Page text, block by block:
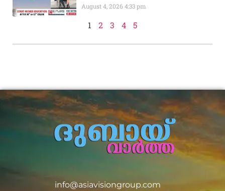
August 4, 20264:33 pm
1 2 3 4 5
info@asiavisiongroup.com